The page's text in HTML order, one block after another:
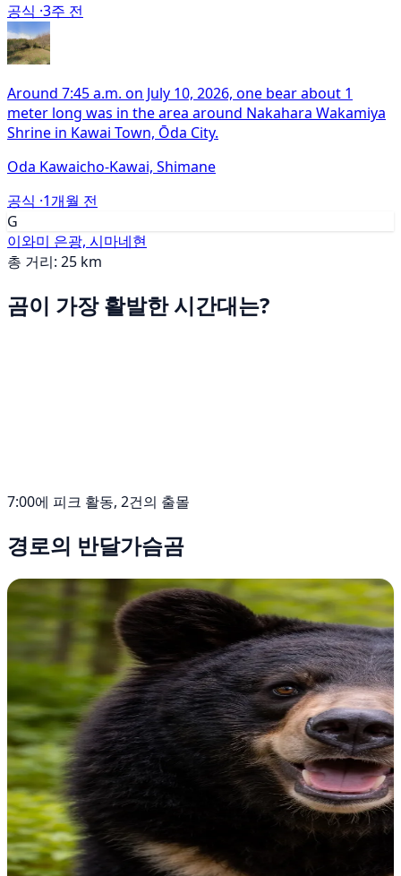
공식 ·3주 전
Around 7:45 a.m. on July 10, 2026, one bear about 1
meter long was in the area around Nakahara Wakamiya
Shrine in Kawai Town, Ōda City.
Oda Kawaicho-Kawai, Shimane
공식 ·1개월 전
G
이와미 은광, 시마네현
총 거리: 25 km
곰이 가장 활발한 시간대는?
7:00에 피크 활동, 2건의 출몰
경로의 반달가슴곰